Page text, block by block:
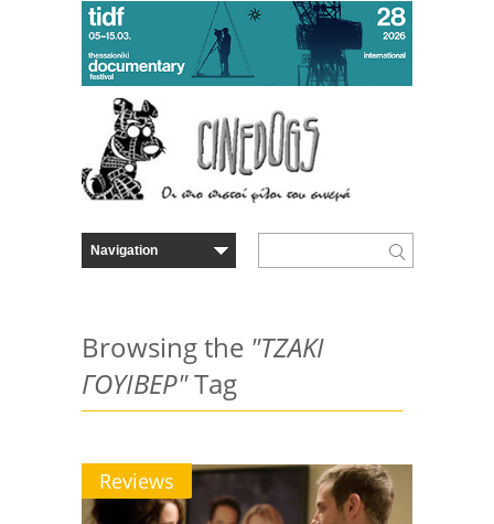
Browsing the "ΤΖΑΚΙ
ΓΟΥΙΒΕΡ"Tag
Reviews